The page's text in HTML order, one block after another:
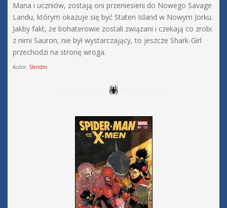
Mana i uczniów, zostają oni przeniesieni do Nowego Savage
Landu, którym okazuje się być Staten Island w Nowym Jorku.
Jakby fakt, że bohaterowie zostali związani i czekają co zrobi
z nimi Sauron, nie był wystarczający, to jeszcze Shark-Girl
przechodzi na stronę wroga.
Autor: Slendro